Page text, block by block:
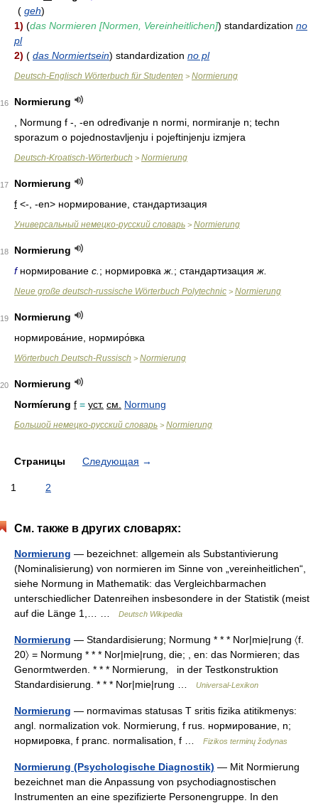
( geh)
1) (das Normieren [Normen, Vereinheitlichen]) standardization no
pl
2) ( das Normiertsein) standardization no pl
Deutsch-Englisch Wörterbuch für Studenten > Normierung
16
Normierung
, Normung f -, -en određivanje n normi, normiranje n; techn
sporazum o pojednostavljenju i pojeftinjenju izmjera
Deutsch-Kroatisch-Wörterbuch > Normierung
17
Normierung
f <-, -en> нормирование, стандартизация
Универсальный немецко-русский словарь > Normierung
18
Normierung
fнормирование с. ; нормировка ж. ; стандартизация ж.
Neue große deutsch-russische Wörterbuch Polytechnic > Normierung
19
Normierung
нормирова́ние нормиро́вка
Wörterbuch Deutsch-Russisch > Normierung
20
Normierung
Normíerung f = уст. см. Normung
Большой немецко-русский словарь > Normierung
Страницы Следующая →
1 2
См. также в других словарях:
Normierung — bezeichnet: allgemein als Substantivierung
(Nominalisierung) von normieren im Sinne von „vereinheitlichen“,
siehe Normung in Mathematik: das Vergleichbarmachen
unterschiedlicher Datenreihen insbesondere in der Statistik (meist
auf die Länge 1,… …
Deutsch Wikipedia
Normierung — Standardisierung; Normung * * * Nor|mie|rung 〈f.
20〉 = Normung * * * Nor|mie|rung, die; , en: das Normieren; das
Genormtwerden. * * * Normierung, in der Testkonstruktion
Standardisierung. * * * Nor|mie|rung …
Universal-Lexikon
Normierung — normavimas statusas T sritis fizika atitikmenys:
angl. normalization vok. Normierung, f rus. нормирование, n;
нормировка, f pranc. normalisation, f …
Fizikos terminų žodynas
Normierung (Psychologische Diagnostik) — Mit Normierung
bezeichnet man die Anpassung von psychodiagnostischen
Instrumenten an eine spezifizierte Personengruppe. In den